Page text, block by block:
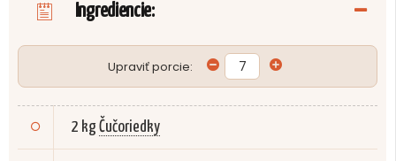
Ingrediencie:
Upraviť porcie:
2 kgČučoriedky